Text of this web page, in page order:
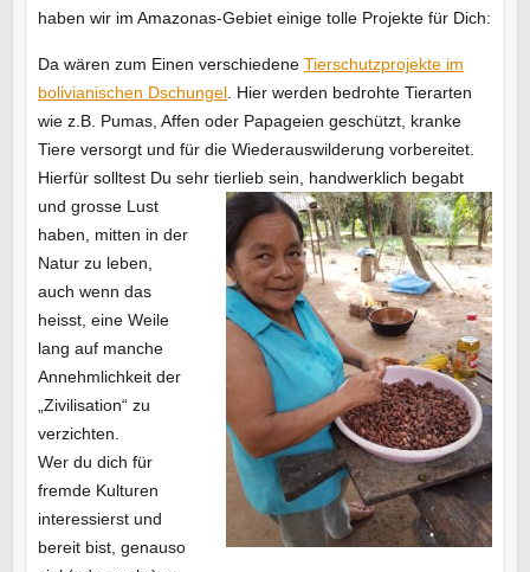
haben wir im Amazonas-Gebiet einige tolle Projekte für Dich:
Da wären zum Einen verschiedene Tierschutzprojekte im
bolivianischen Dschungel. Hier werden bedrohte Tierarten
wie z.B. Pumas, Affen oder Papageien geschützt, kranke
Tiere versorgt und für die Wiederauswilderung vorbereitet.
Hierfür solltest Du sehr tierlieb sein, handwerklich begabt
und grosse Lust
haben, mitten in der
Natur zu leben,
auch wenn das
heisst, eine Weile
lang auf manche
Annehmlichkeit der
„Zivilisation“ zu
verzichten.
Wer du dich für
fremde Kulturen
interessierst und
bereit bist, genauso